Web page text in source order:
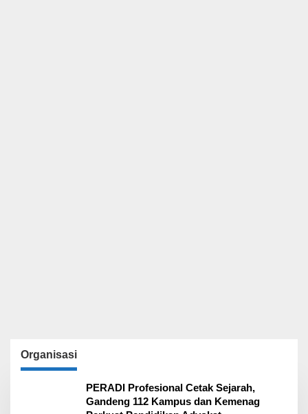
Organisasi
PERADI Profesional Cetak Sejarah,
Gandeng 112 Kampus dan Kemenag